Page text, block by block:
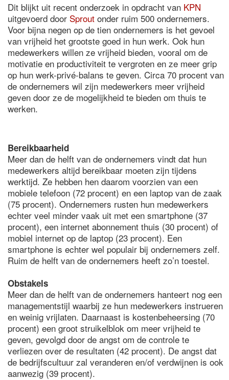
Dit blijkt uit recent onderzoek in opdracht van KPN
uitgevoerd door Sprout onder ruim 500 ondernemers.
Voor bijna negen op de tien ondernemers is het gevoel
van vrijheid het grootste goed in hun werk. Ook hun
medewerkers willen ze vrijheid bieden, vooral om de
motivatie en productiviteit te vergroten en ze meer grip
op hun werk-privé-balans te geven. Circa 70 procent van
de ondernemers wil zijn medewerkers meer vrijheid
geven door ze de mogelijkheid te bieden om thuis te
werken.
Bereikbaarheid
Meer dan de helft van de ondernemers vindt dat hun
medewerkers altijd bereikbaar moeten zijn tijdens
werktijd. Ze hebben hen daarom voorzien van een
mobiele telefoon (72 procent) en een laptop van de zaak
(75 procent). Ondernemers rusten hun medewerkers
echter veel minder vaak uit met een smartphone (37
procent), een internet abonnement thuis (30 procent) of
mobiel internet op de laptop (23 procent). Een
smartphone is echter wel populair bij ondernemers zelf.
Ruim de helft van de ondernemers heeft zo’n toestel.
Obstakels
Meer dan de helft van de ondernemers hanteert nog een
managementstijl waarbij ze hun medewerkers instrueren
en weinig vrijlaten. Daarnaast is kostenbeheersing (70
procent) een groot struikelblok om meer vrijheid te
geven, gevolgd door de angst om de controle te
verliezen over de resultaten (42 procent). De angst dat
de bedrijfscultuur zal veranderen en/of verdwijnen is ook
aanwezig (39 procent).